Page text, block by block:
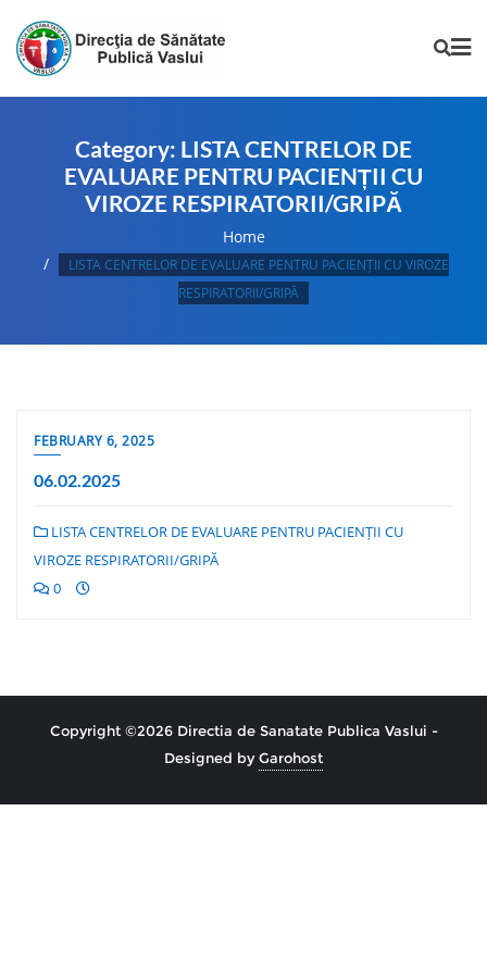
Category: LISTA CENTRELOR DE
EVALUARE PENTRU PACIENȚII CU
VIROZE RESPIRATORII/GRIPĂ
Home
LISTA CENTRELOR DE EVALUARE PENTRU PACIENȚII CU VIROZE
RESPIRATORII/GRIPĂ
FEBRUARY 6, 2025
06.02.2025
LISTA CENTRELOR DE EVALUARE PENTRU PACIENȚII CU
VIROZE RESPIRATORII/GRIPĂ
0
Copyright ©2026 Directia de Sanatate Publica Vaslui -
Designed byGarohost